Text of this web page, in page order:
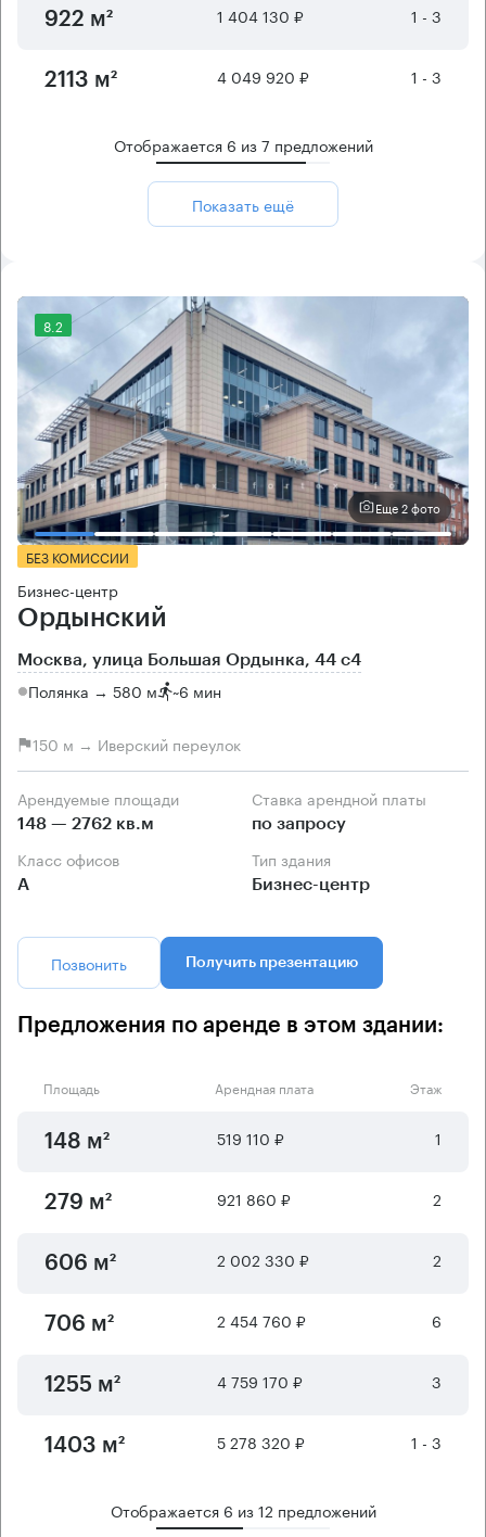
922 м² 1 404 130 ₽ 1 - 3
2113 м² 4 049 920 ₽ 1 - 3
Отображается 6 из7 предложений
Показать ещё
8.2
Еще 2 фото
БЕЗ КОМИССИИ
Бизнес-центр
Ордынский
Москва, улица Большая Ордынка, 44 с4
Полянка → 580 м ~6 мин
150 м → Иверский переулок
Арендуемые площади
148 — 2762 кв.м
Ставка арендной платы
по запросу
Класс офисов
А
Тип здания
Бизнес-центр
Позвонить Получить презентацию
Предложения по аренде в этом здании:
Площадь Арендная плата Этаж
148 м² 519 110 ₽ 1
279 м² 921 860 ₽ 2
606 м² 2 002 330 ₽ 2
706 м² 2 454 760 ₽ 6
1255 м² 4 759 170 ₽ 3
1403 м² 5 278 320 ₽ 1 - 3
Отображается 6 из12 предложений